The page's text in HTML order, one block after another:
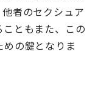
者のセクシュア
ともまた、この
の鍵となりま